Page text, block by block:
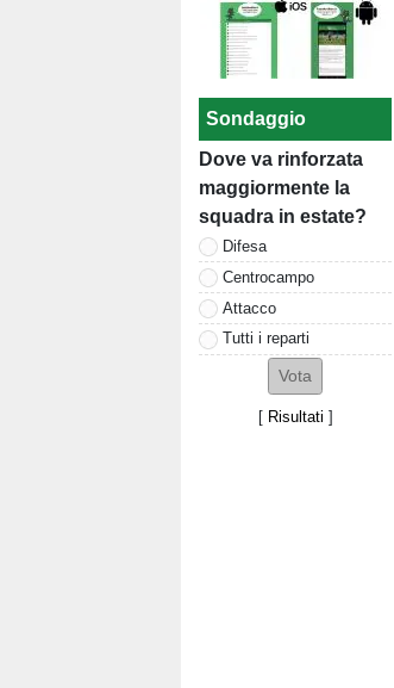
Sondaggio
Dove va rinforzata
maggiormente la
squadra in estate?
Difesa
Centrocampo
Attacco
Tutti i reparti
[ Risultati ]